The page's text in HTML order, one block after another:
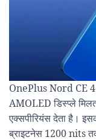
OnePlus Nord CE
AMOLED डिस्प्ले
एक्सपीरियंस देता है।
ब्राइटनेस 1200 nits